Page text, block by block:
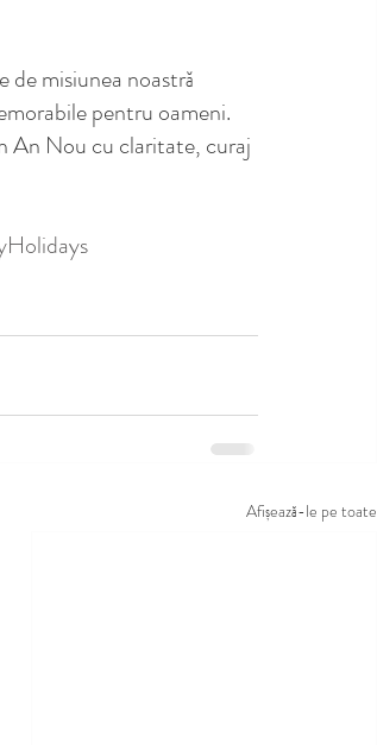
de misiunea noastră
pentru oameni.
An Nou cu claritate, curaj
Afișează-le pe toate